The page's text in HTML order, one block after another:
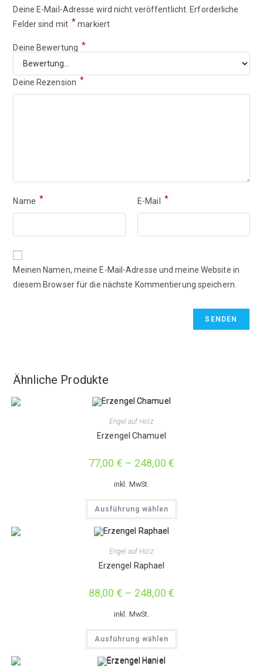
Deine E-Mail-Adresse wird nicht veröffentlicht. Erforderliche
Felder sind mit *markiert
Deine Bewertung *
Deine Rezension *
Name * E-Mail *
Meinen Namen, meine E-Mail-Adresse und meine Website in
diesem Browser für die nächste Kommentierung speichern.
Ähnliche Produkte
Engel auf Holz
Erzengel Chamuel
77,00 € – 248,00 €
inkl. MwSt.
Ausführung wählen
weist
Engel auf Holz
Erzengel Raphael
88,00 € – 248,00 €
inkl. MwSt.
Ausführung wählen
weist